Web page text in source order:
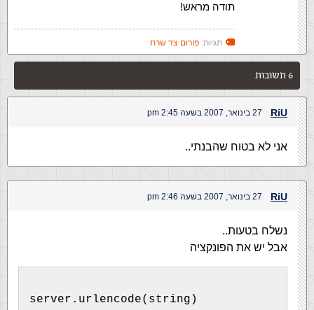
תודה מראש!
תגיות: פורום צד שרת
6 תשובות
RiU 27 בינואר, 2007 בשעה 2:45 pm
אני לא בטוח שהבנתי..
RiU 27 בינואר, 2007 בשעה 2:46 pm
נשלח בטעות..
אבל יש את הפונקציה
server.urlencode(string)